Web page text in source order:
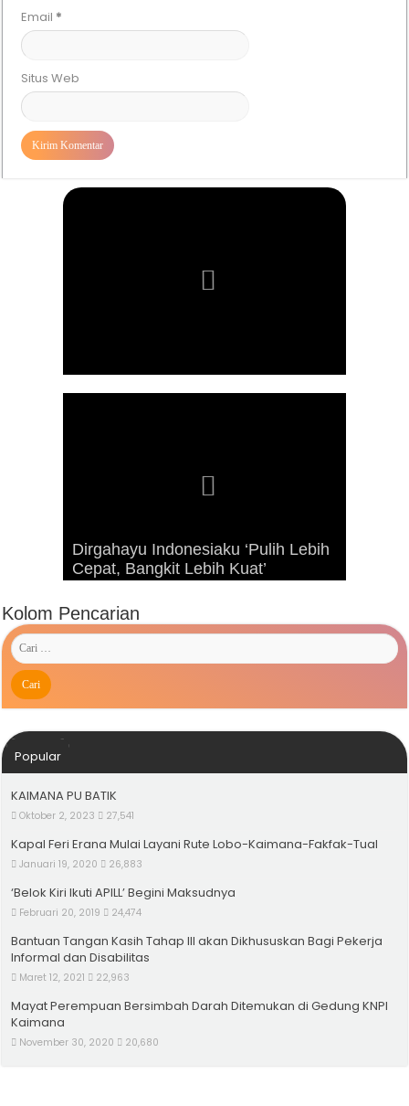
Email *
Situs Web
Dirgahayu Indonesiaku ‘Pulih Lebih
Cepat, Bangkit Lebih Kuat’
Advetorial Hari Raya Idul Fitri 1443
Hijriah
Kunjungan Presiden RI Joko
Widodo ke Kaimana Tahun 2019
Kolom Pencarian
Popular
KAIMANA PU BATIK
Oktober 2, 2023 27,541
Kapal Feri Erana Mulai Layani Rute Lobo-Kaimana-Fakfak-Tual
Januari 19, 2020 26,883
‘Belok Kiri Ikuti APILL’ Begini Maksudnya
Februari 20, 2019 24,474
Bantuan Tangan Kasih Tahap III akan Dikhususkan Bagi Pekerja
Informal dan Disabilitas
Maret 12, 2021 22,963
Mayat Perempuan Bersimbah Darah Ditemukan di Gedung KNPI
Kaimana
November 30, 2020 20,680